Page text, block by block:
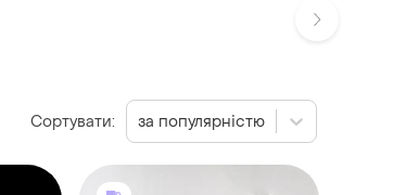
Сортувати: за популярністю